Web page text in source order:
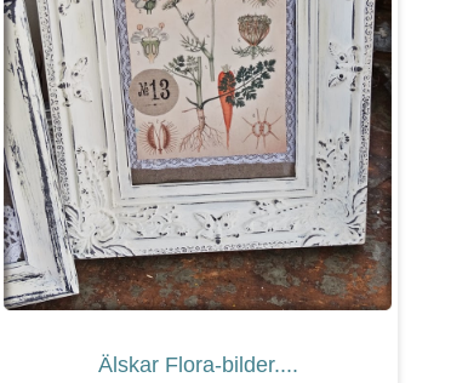
Älskar Flora-bilder....